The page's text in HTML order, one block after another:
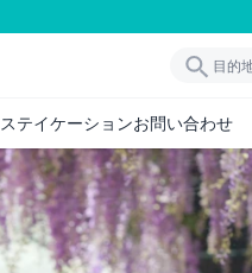
ステイケーションお問い合わせ